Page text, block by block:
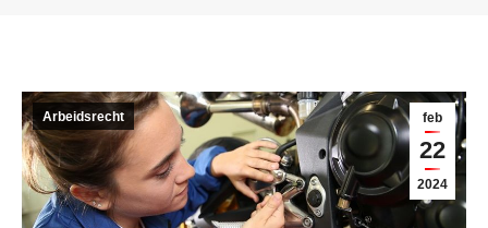
feb
22
2024
Arbeidsrecht